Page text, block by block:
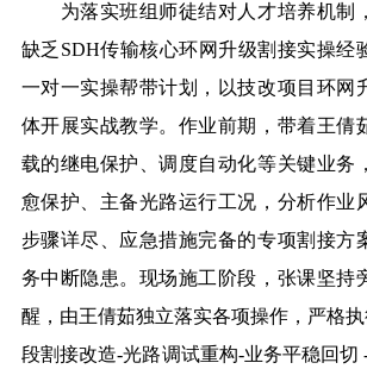
为落实班组师徒结对人才培养机制
缺乏SDH传输核心环网升级割接实操经
一对一实操帮带计划，以技改项目环网
体开展实战教学。作业前期，带着王倩
载的继电保护、调度自动化等关键业务
愈保护、主备光路运行工况，分析作业
步骤详尽、应急措施完备的专项割接方
务中断隐患。现场施工阶段，张课坚持
醒，由王倩茹独立落实各项操作，严格
段割接改造-光路调试重构-业务平稳回切